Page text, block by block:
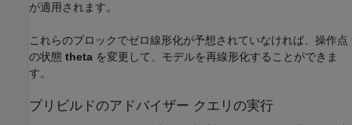
が適用されます。
これらのブロックでゼロ線形化が予想されていなければ、操作点
の状態 theta を変更して、モデルを再線形化することができま
す。
プリビルドのアドバイザー クエリの実行